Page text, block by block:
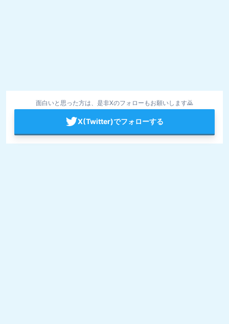
面白いと思った方は、是非Xのフォローもお願いします🙇
X(Twitter)でフォローする